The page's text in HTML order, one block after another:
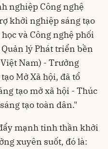
nghiệp Công nghệ
khởi nghiệp sáng tạo
và Công nghệ phối
lý Phát triển bền
Nam) - Trưởng
Mở Xã hội, đã tổ
tạo mở xã hội - Thúc
tạo toàn dân."
mạnh tinh thần khởi
xuyên suốt, đó là: